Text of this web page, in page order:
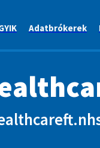
Adatbrókerek